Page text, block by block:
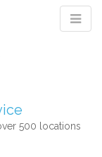
500 locations